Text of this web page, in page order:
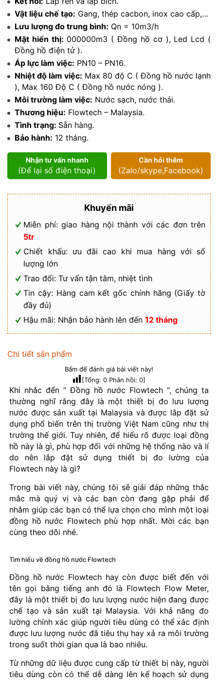
Vật liệu chế tạo: Gang, thép cacbon, inox cao cấp,…
Lưu lượng đo trung bình: Qn = 10m3/h
Mặt hiển thị: 000000m3 ( Đồng hồ cơ ), Led Lcd (
Đồng hồ điện tử ).
Áp lực làm việc: PN10 – PN16.
Nhiệt độ làm việc: Max 80 độ C ( Đồng hồ nước lạnh
), Max 160 Độ C ( Đồng hồ nước nóng ).
Môi trường làm việc: Nước sạch, nước thải.
Thương hiệu: Flowtech – Malaysia.
Tình trạng: Sẵn hàng.
Bảo hành: 12 tháng.
Nhận tư vấn nhanh
(Để lại số điện thoại)
Cần hỏi thêm
(Zalo/skype,Facebook)
Khuyến mãi
Miễn phí: giao hàng nội thành với các đơn trên
5tr
Chiết khấu: ưu đãi cao khi mua hàng với số
lượng lớn
Trao đổi: Tư vấn tận tâm, nhiệt tình
Tin cậy: Hàng cam kết gốc chính hãng (Giấy tờ
đầy đủ)
Hậu mãi: Nhận bảo hành lên đến12 tháng
Chi tiết sản phẩm
Bấm để đánh giá bài viết này!
[Tổng:0 Phản hồi:0]
Khi nhắc đến ” Đồng hồ nước Flowtech “, chúng ta
thường nghĩ rằng đây là một thiết bị đo lưu lượng
nước được sản xuất tại Malaysia và được lắp đặt sử
dụng phổ biến trên thị trường Việt Nam cũng như thị
trường thế giới. Tuy nhiên, để hiểu rõ được loại đồng
hồ này là gì, phù hợp đối với những hệ thống nào và lí
do nên lắp đặt sử dụng thiết bị đo lường của
Flowtech này là gì?
Trong bài viết này, chúng tôi sẽ giải đáp những thắc
mắc mà quý vị và các bạn còn đang gặp phải để
nhằm giúp các bạn có thể lựa chọn cho mình một loại
đồng hồ nước Flowtech phù hợp nhất. Mời các bạn
cùng theo dõi nhé.
Tìm hiểu về đồng hồ nước Flowtech
Đồng hồ nước Flowtech hay còn được biết đến với
tên gọi bằng tiếng anh đó là Flowtech Flow Meter,
đây là một thiết bị đo lưu lượng nước hiện đang được
chế tạo và sản xuất tại Malaysia. Với khả năng đo
lường chính xác giúp người tiêu dùng có thể xác định
được lưu lượng nước đã tiêu thụ hay xả ra môi trường
trong suốt thời gian qua là bao nhiêu.
Từ những dữ liệu được cung cấp từ thiết bị này, người
tiêu dùng còn có thể dễ dàng lên kế hoạch sử dụng